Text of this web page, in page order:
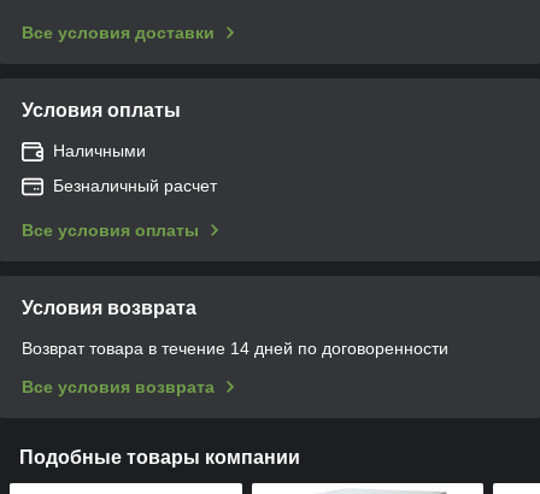
Все условия доставки
Условия оплаты
Наличными
Безналичный расчет
Все условия оплаты
Условия возврата
Возврат товара в течение 14 дней по договоренности
Все условия возврата
Подобные товары компании